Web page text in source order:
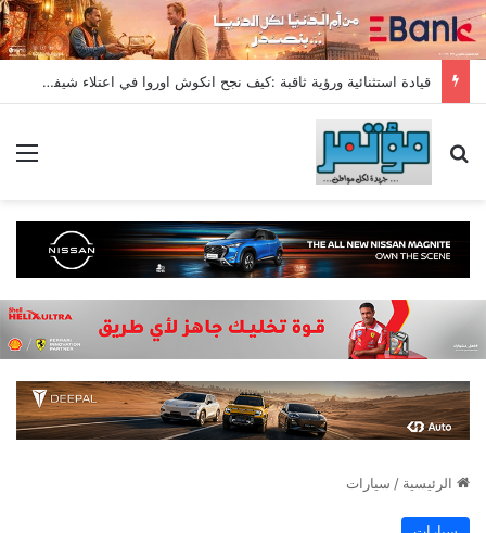
قيادة استثنائية ورؤية ثاقبة :كيف نجح انكوش اوروا في اعتلاء شيفروليه وام جى قمة مبيعات يوليو2026
بحث عن
الرئيسية / سيارات